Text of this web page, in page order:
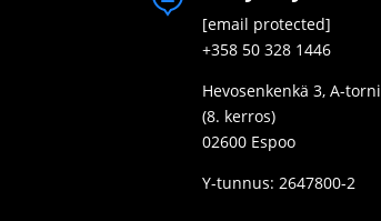
[email protected]
+358 50 328 1446
Hevosenkenkä 3, A-torni
(8. kerros)
02600 Espoo
Y-tunnus: 2647800-2